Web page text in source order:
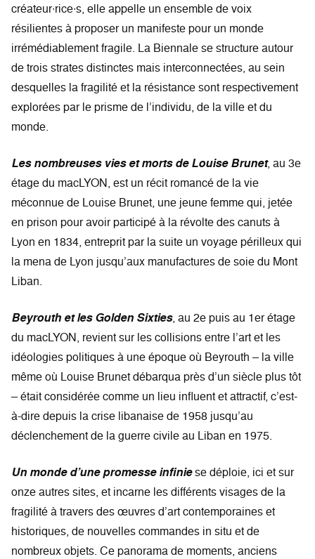
créateur∙rice∙s, elle appelle un ensemble de voix
résilientes à proposer un manifeste pour un monde
irrémédiablement fragile. La Biennale se structure autour
de trois strates distinctes mais interconnectées, au sein
desquelles la fragilité et la résistance sont respectivement
explorées par le prisme de l’individu, de la ville et du
monde.
Les nombreuses vies et morts de Louise Brunet, au 3e
étage du macLYON, est un récit romancé de la vie
méconnue de Louise Brunet, une jeune femme qui, jetée
en prison pour avoir participé à la révolte des canuts à
Lyon en 1834, entreprit par la suite un voyage périlleux qui
la mena de Lyon jusqu’aux manufactures de soie du Mont
Liban.
Beyrouth et les Golden Sixties, au 2e puis au 1er étage
du macLYON, revient sur les collisions entre l’art et les
idéologies politiques à une époque où Beyrouth – la ville
même où Louise Brunet débarqua près d’un siècle plus tôt
– était considérée comme un lieu influent et attractif, c’est-
à-dire depuis la crise libanaise de 1958 jusqu’au
déclenchement de la guerre civile au Liban en 1975.
Un monde d’une promesse infiniese déploie, ici et sur
onze autres sites, et incarne les différents visages de la
fragilité à travers des œuvres d’art contemporaines et
historiques, de nouvelles commandes in situ et de
nombreux objets. Ce panorama de moments, anciens